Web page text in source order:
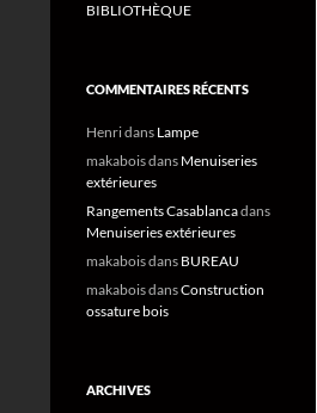
BIBLIOTHÈQUE
COMMENTAIRES RÉCENTS
Henridans Lampe
makaboisdans Menuiseries
extérieures
Rangements Casablancadans
Menuiseries extérieures
makaboisdans BUREAU
makaboisdansConstruction
ossature bois
ARCHIVES